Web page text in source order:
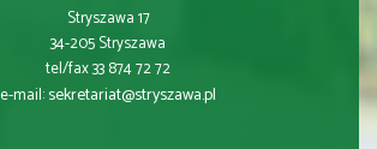
Stryszawa 17
34-205 Stryszawa
tel/fax 33 874 72 72
e-mail:sekretariat@stryszawa.pl